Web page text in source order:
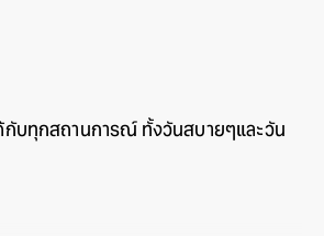
กับทุกสถานการณ์ ทั้งวันสบายๆและวัน